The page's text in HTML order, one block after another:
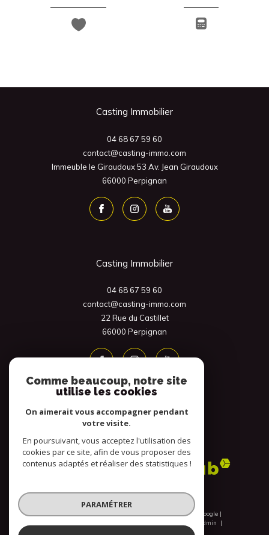
Casting Immobilier
04 68 67 59 60
contact@casting-immo.com
Immeuble le Giraudoux 53 Av. Jean Giraudoux
66000
Perpignan
Casting Immobilier
04 68 67 59 60
contact@casting-immo.com
22 Rue du Castillet
66000
Perpignan
Adhérents
© 2026 | Tous droits réservés | Traduction powered by Google |
Admin
Comme beaucoup, notre site
utilise les cookies
On aimerait vous accompagner pendant
votre visite.
En poursuivant, vous acceptez l'utilisation des
cookies par ce site, afin de vous proposer des
contenus adaptés et réaliser des statistiques !
PARAMÉTRER